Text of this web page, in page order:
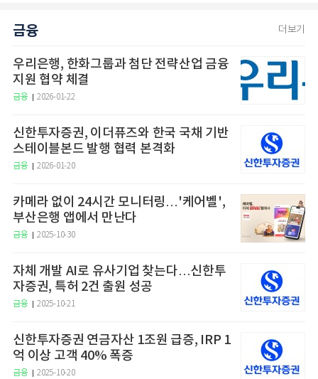
금융 더보기
우리은행, 한화그룹과 첨단 전략산업 금융
지원 협약 체결
금융 2026-01-22
신한투자증권, 이더퓨즈와 한국 국채 기반
스테이블본드 발행 협력 본격화
금융 2026-01-20
카메라 없이 24시간 모니터링…'케어벨',
부산은행 앱에서 만난다
금융 2025-10-30
자체 개발 AI로 유사기업 찾는다…신한투
자증권, 특허 2건 출원 성공
금융 2025-10-21
신한투자증권 연금자산 1조원 급증, IRP 1
억 이상 고객 40% 폭증
금융 2025-10-20